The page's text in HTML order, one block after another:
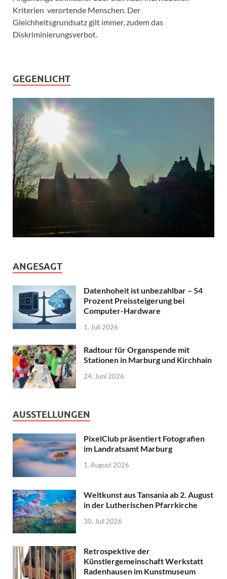
Kriterien verortende Menschen. Der
Gleichheitsgrundsatz gilt immer, zudem das
Diskriminierungsverbot.
GEGENLICHT
ANGESAGT
Datenhoheit ist unbezahlbar – 54
Prozent Preissteigerung bei
Computer-Hardware
1. Juli 2026
Radtour für Organspende mit
Stationen in Marburg und Kirchhain
24. Juni 2026
AUSSTELLUNGEN
PixelClub präsentiert Fotografien
im Landratsamt Marburg
1. August 2026
Weltkunst aus Tansania ab 2. August
in der Lutherischen Pfarrkirche
30. Juli 2026
Retrospektive der
Künstlergemeinschaft Werkstatt
Radenhausen im Kunstmuseum